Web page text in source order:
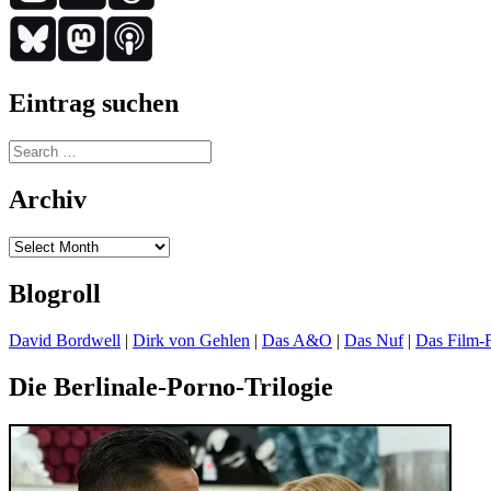
Eintrag suchen
Search
for:
Archiv
Archiv
Blogroll
David Bordwell | Dirk von Gehlen | Das A&O | Das Nuf| Das Film-
Die Berlinale-Porno-Trilogie